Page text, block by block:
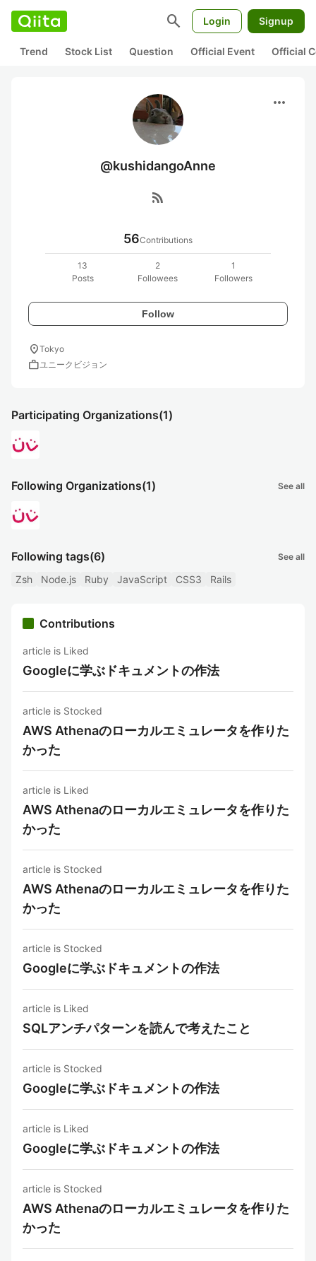
search Login Signup
Trend Stock List Question Official Event Official
more_horiz
@kushidangoAnne
rss_feed
56Contributions
13
Posts
2
Followees
1
Followers
Follow
location_onTokyo
workユニークビジョン
Participating Organizations(1)
Following Organizations(1) See all
Following tags(6) See all
Zsh Node.js Ruby JavaScript CSS3 Rails
Contributions
article is Liked
Googleに学ぶドキュメントの作法
article is Stocked
AWS Athenaのローカルエミュレータを作りた
かった
article is Liked
AWS Athenaのローカルエミュレータを作りた
かった
article is Stocked
AWS Athenaのローカルエミュレータを作りた
かった
article is Stocked
Googleに学ぶドキュメントの作法
article is Liked
SQLアンチパターンを読んで考えたこと
article is Stocked
Googleに学ぶドキュメントの作法
article is Liked
Googleに学ぶドキュメントの作法
article is Stocked
AWS Athenaのローカルエミュレータを作りた
かった